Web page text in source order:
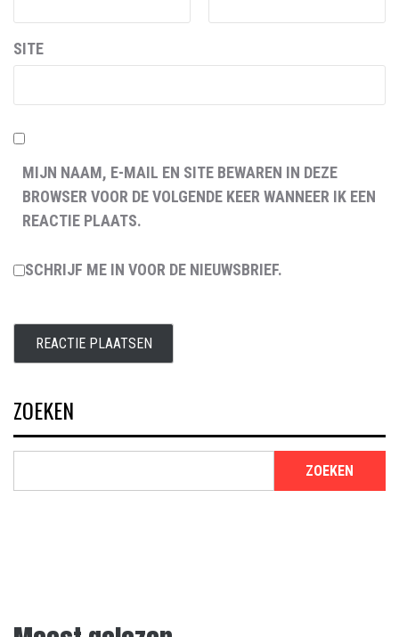
SITE
MIJN NAAM, E-MAIL EN SITE BEWAREN IN DEZE
BROWSER VOOR DE VOLGENDE KEER WANNEER IK EEN
REACTIE PLAATS.
SCHRIJF ME IN VOOR DE NIEUWSBRIEF.
ZOEKEN
ZOEKEN